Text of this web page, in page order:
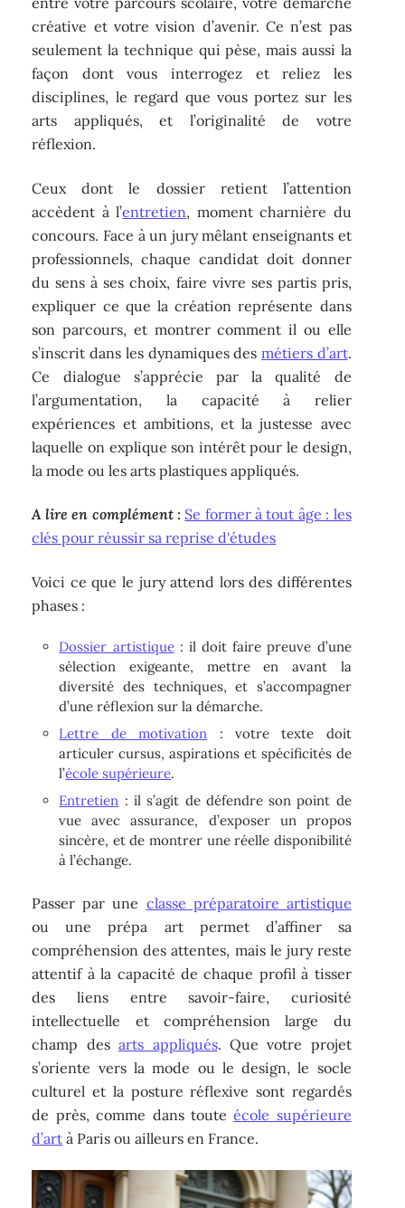
créative et votre vision d’avenir. Ce n’est pas
seulement la technique qui pèse, mais aussi la
façon dont vous interrogez et reliez les
disciplines, le regard que vous portez sur les
arts appliqués, et l’originalité de votre
réflexion.
Ceux dont le dossier retient l’attention
accèdent à l’entretien, moment charnière du
concours. Face à un jury mêlant enseignants et
professionnels, chaque candidat doit donner
du sens à ses choix, faire vivre ses partis pris,
expliquer ce que la création représente dans
son parcours, et montrer comment il ou elle
s’inscrit dans les dynamiques des métiers d’art.
Ce dialogue s’apprécie par la qualité de
l’argumentation, la capacité à relier
expériences et ambitions, et la justesse avec
laquelle on explique son intérêt pour le design,
la mode ou les arts plastiques appliqués.
A lire en complément : Se former à tout âge : les
clés pour réussir sa reprise d'études
Voici ce que le jury attend lors des différentes
phases :
Dossier artistique: il doit faire preuve d’une
sélection exigeante, mettre en avant la
diversité des techniques, et s’accompagner
d’une réflexion sur la démarche.
Lettre de motivation : votre texte doit
articuler cursus, aspirations et spécificités de
l’école supérieure.
Entretien : il s’agit de défendre son point de
vue avec assurance, d’exposer un propos
sincère, et de montrer une réelle disponibilité
à l’échange.
Passer par une classe préparatoire artistique
ou une prépa art permet d’affiner sa
compréhension des attentes, mais le jury reste
attentif à la capacité de chaque profil à tisser
des liens entre savoir-faire, curiosité
intellectuelle et compréhension large du
champ desarts appliqués. Que votre projet
s’oriente vers la mode ou le design, le socle
culturel et la posture réflexive sont regardés
de près, comme dans touteécole supérieure
d’art à Paris ou ailleurs en France.